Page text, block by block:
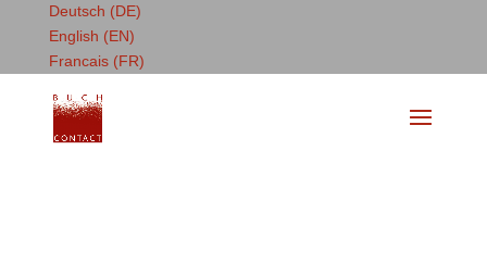
Deutsch (DE)
English (EN)
Francais (FR)